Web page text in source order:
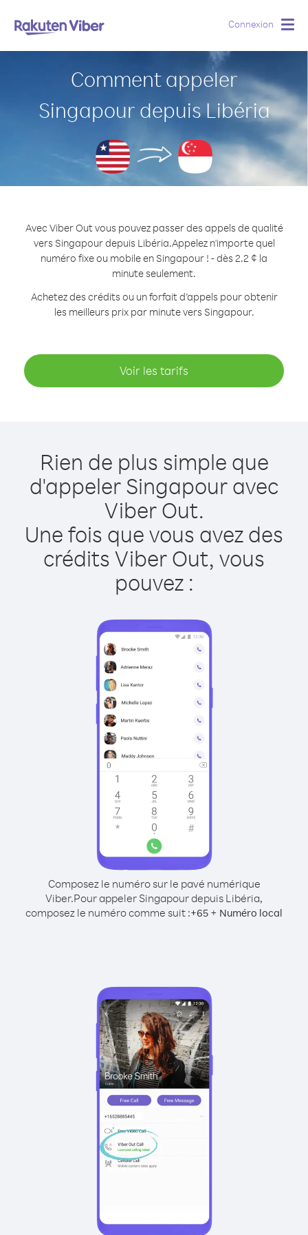
Connexion
Comment appeler
Singapour depuis Libéria
Avec Viber Out vous pouvez passer des appels de qualité
vers Singapour depuis Libéria.Appelez n'importe quel
numéro fixe ou mobile en Singapour ! - dès 2.2 ¢ la
minute seulement.
Achetez des crédits ou un forfait d’appels pour obtenir
les meilleurs prix par minute vers Singapour.
Voir les tarifs
Rien de plus simple que
d'appeler Singapour avec
Viber Out.
Une fois que vous avez des
crédits Viber Out, vous
pouvez :
Composez le numéro sur le pavé numérique
Viber.Pour appeler Singapour depuis Libéria,
composez le numéro comme suit :+65 + Numéro local